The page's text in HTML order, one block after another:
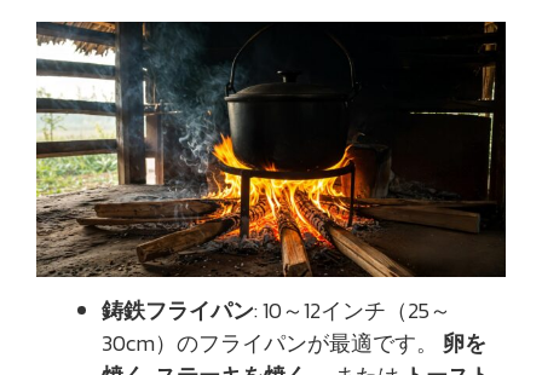
鋳鉄フライパン: 10～12インチ（25～
30cm）のフライパンが最適です。 卵を